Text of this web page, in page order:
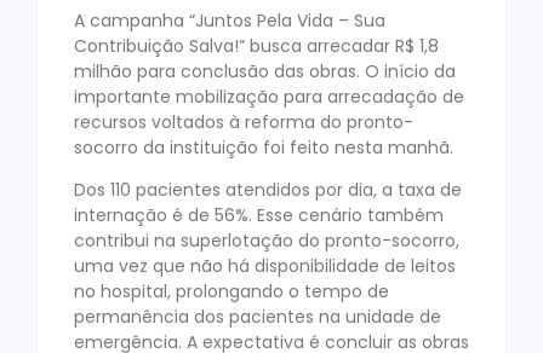
A campanha “Juntos Pela Vida – Sua
Contribuição Salva!” busca arrecadar R$ 1,8
milhão para conclusão das obras. O início da
importante mobilização para arrecadação de
recursos voltados à reforma do pronto-
socorro da instituição foi feito nesta manhã.
Dos 110 pacientes atendidos por dia, a taxa de
internação é de 56%. Esse cenário também
contribui na superlotação do pronto-socorro,
uma vez que não há disponibilidade de leitos
no hospital, prolongando o tempo de
permanência dos pacientes na unidade de
emergência. A expectativa é concluir as obras